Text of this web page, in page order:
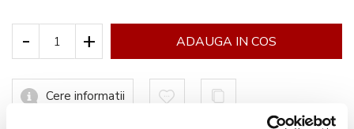
- + ADAUGA IN COS
Cere informatii